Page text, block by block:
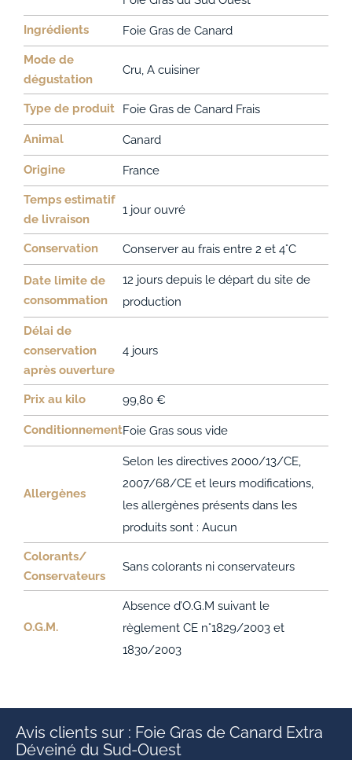
Ingrédients Foie Gras de Canard
Mode de
dégustation
Cru, A cuisiner
Type de produit Foie Gras de Canard Frais
Animal Canard
Origine France
Temps estimatif
de livraison
1 jour ouvré
Conservation Conserver au frais entre 2 et 4°C
Date limite de
consommation
12 jours depuis le départ du site de
production
Délai de
conservation
après ouverture
4 jours
Prix au kilo 99,80 €
ConditionnementFoie Gras sous vide
Allergènes
Selon les directives 2000/13/CE,
2007/68/CE et leurs modifications,
les allergènes présents dans les
produits sont : Aucun
Colorants/
Conservateurs
Sans colorants ni conservateurs
O.G.M.
Absence d’O.G.M suivant le
règlement CE n°1829/2003 et
1830/2003
Avis clients sur : Foie Gras de Canard Extra
Déveiné du Sud-Ouest